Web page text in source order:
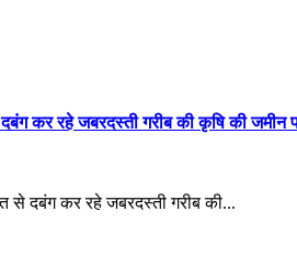
कर रहे जबरदस्ती गरीब की कृषि की जमीन
से दबंग कर रहे जबरदस्ती गरीब की...